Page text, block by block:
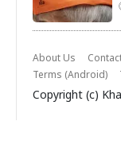
About Us
Terms (Android)
Copyright (c)